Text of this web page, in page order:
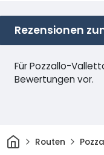
Rezensionen
Für Pozzallo-
Bewertungen vor.
HeimRouten